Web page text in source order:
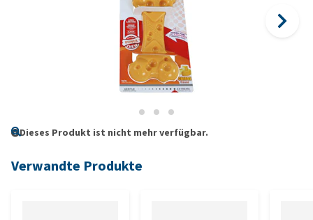
Dieses Produkt ist nicht mehr verfügbar.
Verwandte Produkte